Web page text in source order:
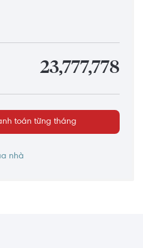
23,777,778
toán từng tháng
nhà